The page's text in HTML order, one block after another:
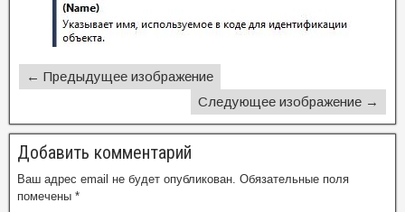
← Предыдущее изображение
Следующее изображение →
Добавить комментарий
Ваш адрес email не будет опубликован. Обязательные поля
помечены *